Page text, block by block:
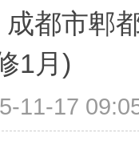
都市郫
1月)
11-17